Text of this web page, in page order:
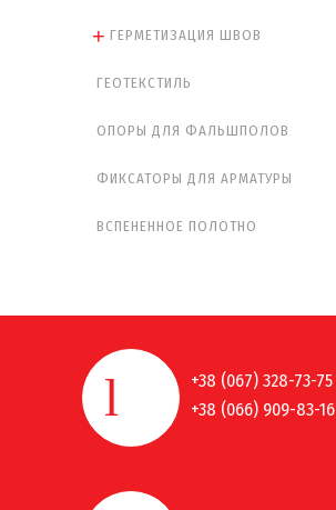
ГЕРМЕТИЗАЦИЯ ШВОВ
ГЕОТЕКСТИЛЬ
ОПОРЫ ДЛЯ ФАЛЬШПОЛОВ
ФИКСАТОРЫ ДЛЯ АРМАТУРЫ
ВСПЕНЕННОЕ ПОЛОТНО
+38 (067) 328-73-75
+38 (066) 909-83-16